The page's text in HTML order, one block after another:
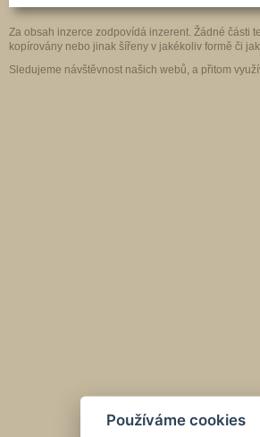
Za obsah inzerce zodpovídá inzerent. Žádné části
kopírovány nebo jinak šířeny v jakékoliv formě či
Sledujeme návštěvnost našich webů, a přitom
Používáme cookies